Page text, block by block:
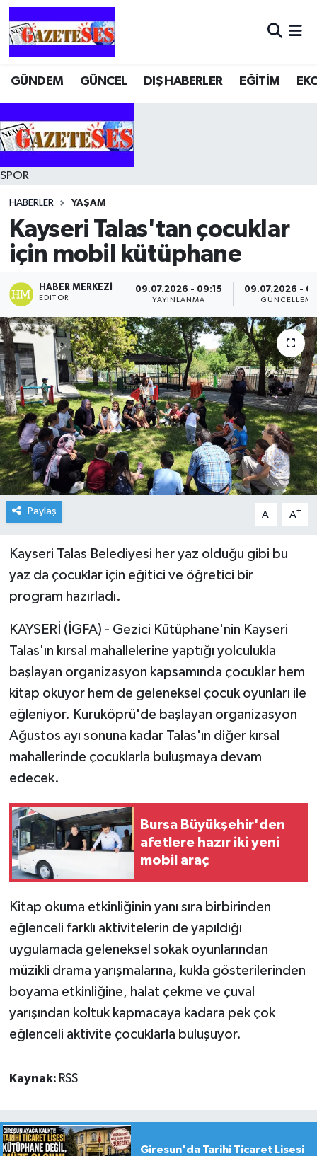
GÜNDEM GÜNCEL DIŞ HABERLER EĞİTİM
SPOR
HABERLER YAŞAM
Kayseri Talas'tan çocuklar
için mobil kütüphane
HABER MERKEZI
EDITÖR
09.07.2026 - 09:15
YAYINLANMA
09.07.2026 -
GÜNCELLEME
Paylaş A- A+
Kayseri Talas Belediyesi her yaz olduğu gibi bu
yaz da çocuklar için eğitici ve öğretici bir
program hazırladı.
KAYSERİ (İGFA) - Gezici Kütüphane'nin Kayseri
Talas'ın kırsal mahallelerine yaptığı yolculukla
başlayan organizasyon kapsamında çocuklar hem
kitap okuyor hem de geleneksel çocuk oyunları ile
eğleniyor. Kuruköprü'de başlayan organizasyon
Ağustos ayı sonuna kadar Talas'ın diğer kırsal
mahallerinde çocuklarla buluşmaya devam
edecek.
Bursa Büyükşehir'den
afetlere hazır iki yeni
mobil araç
Kitap okuma etkinliğinin yanı sıra birbirinden
eğlenceli farklı aktivitelerin de yapıldığı
uygulamada geleneksel sokak oyunlarından
müzikli drama yarışmalarına, kukla gösterilerinden
boyama etkinliğine, halat çekme ve çuval
yarışından koltuk kapmacaya kadara pek çok
eğlenceli aktivite çocuklarla buluşuyor.
Kaynak: RSS
Giresun'da Tarihi Ticaret Lisesi